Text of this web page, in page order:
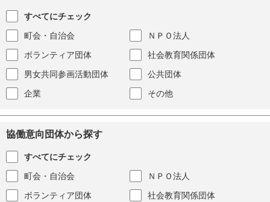
すべてにチェック
町会・自治会
ＮＰＯ法人
ボランティア団体
社会教育関係団体
男女共同参画活動団体
公共団体
企業
その他
協働意向団体から探す
すべてにチェック
町会・自治会
ＮＰＯ法人
ボランティア団体
社会教育関係団体